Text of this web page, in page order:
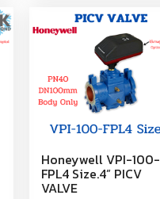
Honeywell VPI-100-
FPL4 Size.4” PICV
VALVE